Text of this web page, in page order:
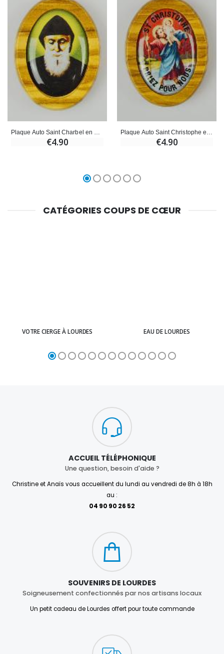
€4.90 €4.90
CATÉGORIES COUPS DE CŒUR
VOTRE CIERGE À LOURDES EAU DE LOURDES
ACCUEIL TÉLÉPHONIQUE
Une question, besoin d'aide ?
Christine et Anaïs vous accueillent du lundi au vendredi de 8h à 18h
au :
04 90 90 26 52
SOUVENIRS DE LOURDES
Soigneusement confectionnés par nos artisans locaux
Un petit cadeau de Lourdes offert pour toute commande